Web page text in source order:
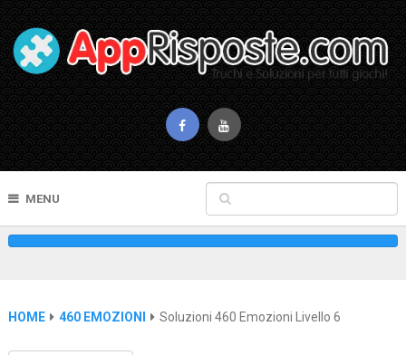
MENU
HOME 460 EMOZIONI Soluzioni 460 Emozioni Livello 6